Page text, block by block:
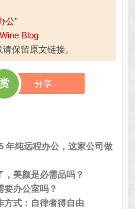
公”
Blog
保留原文链接。
分享
年纯远程办公，这家公司做
美颜是必需品吗？
要办公室吗？
方式：自律者得自由